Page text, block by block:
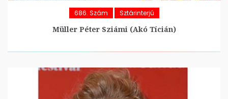
686. Szám Sztárinterjú
Müller Péter Sziámi (Akó Tícián)